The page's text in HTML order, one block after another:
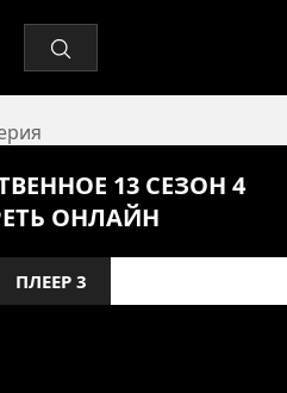
13 СЕЗОН 4
ОНЛАЙН
ПЛЕЕР 3